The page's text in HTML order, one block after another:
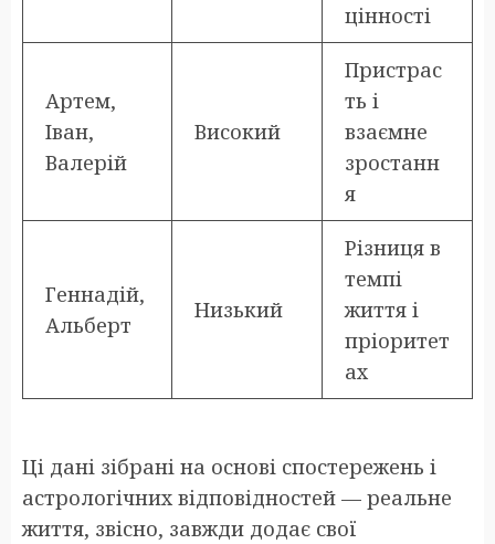
цінності
Артем,
Іван,
Валерій
Високий
Пристрас
ть і
взаємне
зростанн
я
Геннадій,
Альберт
Низький
Різниця в
темпі
життя і
пріоритет
ах
Ці дані зібрані на основі спостережень і
астрологічних відповідностей — реальне
життя, звісно, завжди додає свої